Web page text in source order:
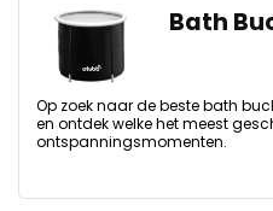
Bath
Op zoek naar de beste bath
en ontdek welke het meest
ontspanningsmomenten.